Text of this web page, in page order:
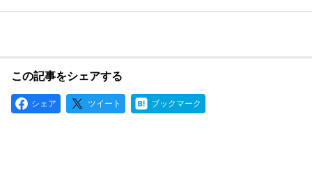
この記事をシェアする
シェア ツイート ブックマーク